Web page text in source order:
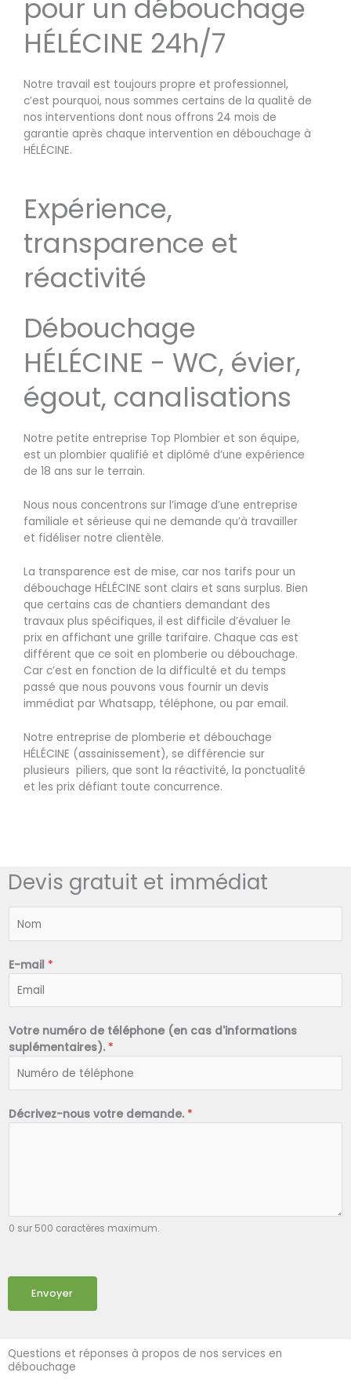
pour un débouchage
HÉLÉCINE 24h/7
Notre travail est toujours propre et professionnel,
c’est pourquoi, nous sommes certains de la qualité de
nos interventions dont nous offrons 24 mois de
garantie après chaque intervention en débouchage à
HÉLÉCINE.
Expérience,
transparence et
réactivité
Débouchage
HÉLÉCINE - WC, évier,
égout, canalisations
Notre petite entreprise Top Plombier et son équipe,
est un plombier qualifié et diplômé d’une expérience
de 18 ans sur le terrain.
Nous nous concentrons sur l’image d’une entreprise
familiale et sérieuse qui ne demande qu’à travailler
et fidéliser notre clientèle.
La transparence est de mise, car nos tarifs pour un
débouchage HÉLÉCINE sont clairs et sans surplus. Bien
que certains cas de chantiers demandant des
travaux plus spécifiques, il est difficile d’évaluer le
prix en affichant une grille tarifaire. Chaque cas est
différent que ce soit en plomberie ou débouchage.
Car c’est en fonction de la difficulté et du temps
passé que nous pouvons vous fournir un devis
immédiat par Whatsapp, téléphone, ou par email.
Notre entreprise de plomberie et débouchage
HÉLÉCINE (assainissement), se différencie sur
plusieurs piliers, que sont la réactivité, la ponctualité
et les prix défiant toute concurrence.
Devis gratuit et immédiat
*
E-mail *
Votre numéro de téléphone (en cas d'informations
suplémentaires). *
Décrivez-nous votre demande. *
0 sur 500 caractères maximum.
Envoyer
Questions et réponses à propos de nos services en
débouchage